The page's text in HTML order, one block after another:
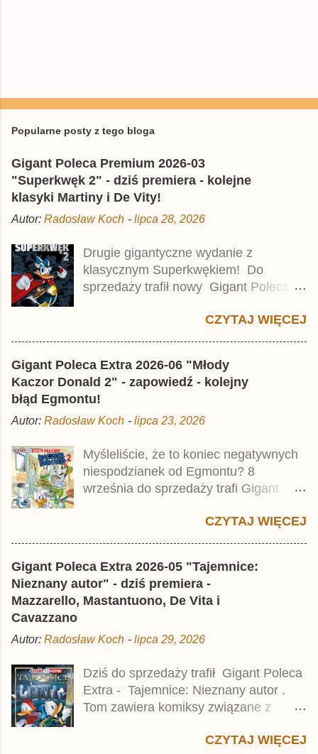
e
i
j
o
m
e
t
a
r
z
Popularne posty z tego bloga
Gigant Poleca Premium 2026-03
"Superkwęk 2" - dziś premiera - kolejne
klasyki Martiny i De Vity!
Autor: Radosław Koch - lipca 28, 2026
Drugie gigantyczne wydanie z
klasycznym Superkwękiem! Do
sprzedaży trafił nowy Gigant Poleca
Jest to kolejny 624-stronicowy tom z
wynosi 49,99 zł i zamówicie go także z
rabatem na Egmont.pl . Za przekład
odpowiadał Jacek Drewnowski.
Publikacja jest przedrukiem drugiego
Taschenbuch Phantomias Collection ,
który trafił do sprzedaży pod koniec
2025 roku.
CZYTAJ WIĘCEJ
Gigant Poleca Extra 2026-06 "Młody
Kaczor Donald 2" - zapowiedź - kolejny
błąd Egmontu!
Autor: Radosław Koch - lipca 23, 2026
Myśleliście, że to koniec negatywnych
niespodzianek od Egmontu? 8
września do sprzedaży trafi Gigant
Jednak wbrew temu, na co wskazuje
młodego Kaczora Donalda i jego
przyjaciół, lecz prawdopodobnie znajdą
się tam opowieści z wydań 9-10 .
kosztowała 37,99 zł. W środku znajdą
Taschenbuch Young Comics, które
zostały wydane w Niemczech parę
miesięcy temu.
CZYTAJ WIĘCEJ
Gigant Poleca Extra 2026-05 "Tajemnice:
Nieznany autor" - dziś premiera -
Mazzarello, Mastantuono, De Vita i
Cavazzano
Autor: Radosław Koch - lipca 29, 2026
Dziś do sprzedaży trafił Gigant Poleca
Extra - Tajemnice: Nieznany autor .
Tom zawiera komiksy związane z
najmniej kilka ciekawych historii,
CZYTAJ WIĘCEJ